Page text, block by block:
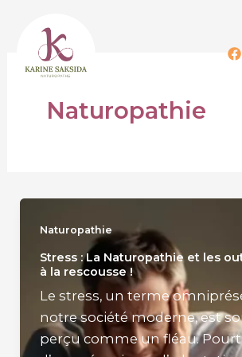
contenu
Naturopathie
Naturopathie
Stress : La Naturopathie et les
à la rescousse !
Le stress, un terme
notre société moderne, est
perçu comme un fléau.